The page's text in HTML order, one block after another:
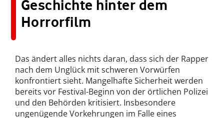
Geschichte hinter dem
Horrorfilm
Das ändert alles nichts daran, dass sich der Rapper
nach dem Unglück mit schweren Vorwürfen
konfrontiert sieht. Mangelhafte Sicherheit werden
bereits vor Festival-Beginn von der örtlichen Polizei
und den Behörden kritisiert. Insbesondere
ungenügende Vorkehrungen im Falle eines